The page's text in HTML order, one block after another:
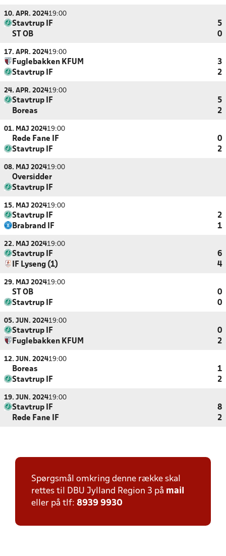
10. APR. 202419:00
Stavtrup IF
5
ST OB
0
17. APR. 202419:00
Fuglebakken KFUM
3
Stavtrup IF
2
24. APR. 202419:00
Stavtrup IF
5
Boreas
2
01. MAJ 202419:00
Røde Fane IF
0
Stavtrup IF
2
08. MAJ 202419:00
Oversidder
Stavtrup IF
15. MAJ 202419:00
Stavtrup IF
2
Brabrand IF
1
22. MAJ 202419:00
Stavtrup IF
6
IF Lyseng (1)
4
29. MAJ 202419:00
ST OB
0
Stavtrup IF
0
05. JUN. 202419:00
Stavtrup IF
0
Fuglebakken KFUM
2
12. JUN. 202419:00
Boreas
1
Stavtrup IF
2
19. JUN. 202419:00
Stavtrup IF
8
Røde Fane IF
2
Spørgsmål omkring denne række skal
rettes til DBU Jylland Region 3 på mail
eller på tlf: 8939 9930